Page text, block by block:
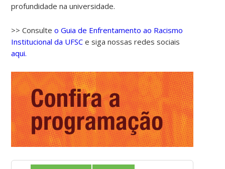
profundidade na universidade.
>> Consulteo Guia de Enfrentamento ao Racismo
Institucional da UFSC e siga nossas redes sociais
aqui.